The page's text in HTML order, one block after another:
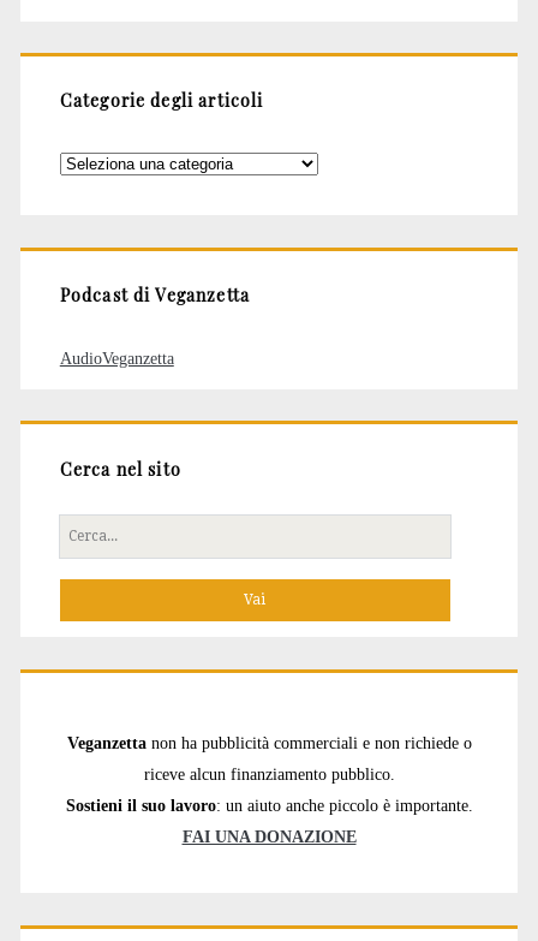
Categorie degli articoli
Categorie
Podcast di Veganzetta
AudioVeganzetta
Cerca nel sito
Cerca
per:
Veganzetta non ha pubblicità commerciali e non richiede o
riceve alcun finanziamento pubblico.
Sostieni il suo lavoro: un aiuto anche piccolo è importante.
FAI UNA DONAZIONE